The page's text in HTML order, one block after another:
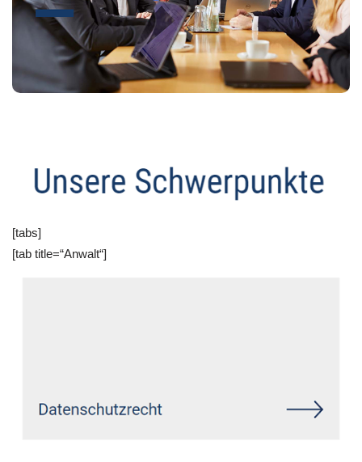
[tabs]
[tab title=“Anwalt“]